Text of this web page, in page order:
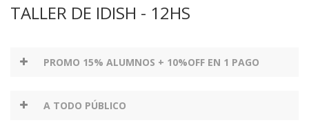
TALLER DE IDISH - 12HS
PROMO 15% ALUMNOS + 10%OFF EN 1 PAGO
A TODO PÚBLICO